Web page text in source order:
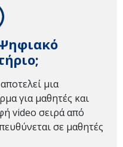
μια
για μαθητές και
video σειρά από
σε μαθητές